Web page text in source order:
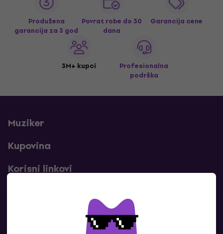
Produžena
garancija za 3 god
Povrat robe do 30
dana
Garancija cene
3M+ kupci
Profesionalna
podrška
Muziker
Kupovina
Korisni linkovi
Kontakti